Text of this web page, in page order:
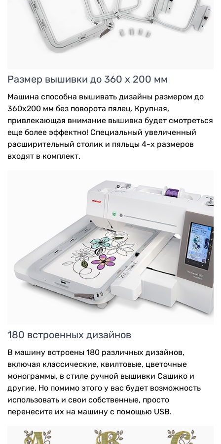
Размер вышивки до 360 х 200 мм
Машина способна вышивать дизайны размером до
360х200 мм без поворота пялец. Крупная,
привлекающая внимание вышивка будет смотреться
еще более эффектно! Специальный увеличенный
расширительный столик и пяльцы 4-х размеров
входят в комплект.
180 встроенных дизайнов
В машину встроены 180 различных дизайнов,
включая классические, квилтовые, цветочные
монограммы, в стиле ручной вышивки Сашико и
другие. Но помимо этого у вас будет возможность
использовать и свои собственные, просто
перенесите их на машину с помощью USB.